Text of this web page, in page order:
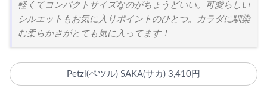
軽くてコンパクトサイズなのがちょうどいい。可愛らしい
シルエットもお気に入りポイントのひとつ。カラダに馴染
む柔らかさがとても気に入ってます！
Petzl(ペツル) SAKA(サカ) 3,410円